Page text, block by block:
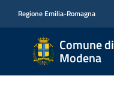
Regione Emilia-Romagna
Comune di
Modena
Comune
di
Modena